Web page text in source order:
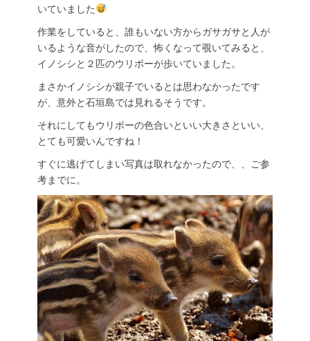
いていました
作業をしていると、誰もいない方からガサガサと人が
いるような音がしたので、怖くなって覗いてみると、
イノシシと２匹のウリボーが歩いていました。
まさかイノシシが親子でいるとは思わなかったです
が、意外と石垣島では見れるそうです。
それにしてもウリボーの色合いといい大きさといい、
とても可愛いんですね！
すぐに逃げてしまい写真は取れなかったので、、ご参
考までに。